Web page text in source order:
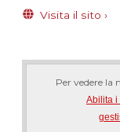
Visita il sito ›
Per vedere la
Abilita i